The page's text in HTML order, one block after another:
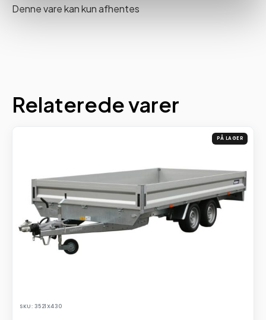
Denne vare kan kun afhentes
Relaterede varer
PÅ LAGER
SKU: 3521X430